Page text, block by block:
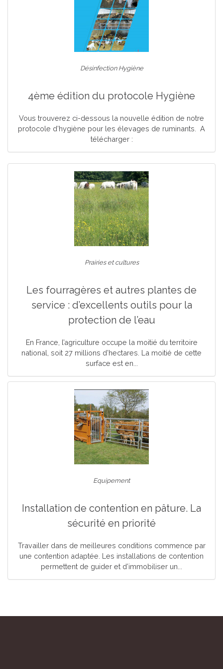
Désinfection Hygiène
4ème édition du protocole Hygiène
Vous trouverez ci-dessous la nouvelle édition de notre
protocole d’hygiène pour les élevages de ruminants. A
télécharger :
Prairies et cultures
Les fourragères et autres plantes de
service : d’excellents outils pour la
protection de l’eau
En France, l’agriculture occupe la moitié du territoire
national, soit 27 millions d’hectares. La moitié de cette
surface est en...
Equipement
Installation de contention en pâture. La
sécurité en priorité
Travailler dans de meilleures conditions commence par
une contention adaptée. Les installations de contention
permettent de guider et d’immobiliser un...